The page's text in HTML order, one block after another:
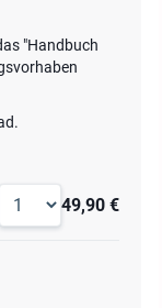
"Handbuch
49,90 €